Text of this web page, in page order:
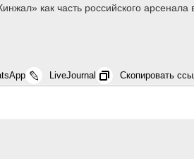
как часть российского
LiveJournal Скопировать